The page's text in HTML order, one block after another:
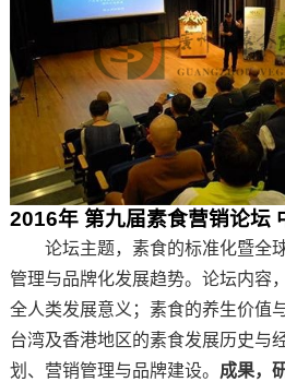
2016年 第九届素食营销论坛
论坛主题，素食的标准化暨全
管理与品牌化发展趋势。论坛内容
全人类发展意义；素食的养生价值
台湾及香港地区的素食发展历史与
划、营销管理与品牌建设。 成果，